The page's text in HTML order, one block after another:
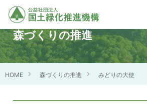
森づくりの推進
HOME 森づくりの推進 みどりの大使